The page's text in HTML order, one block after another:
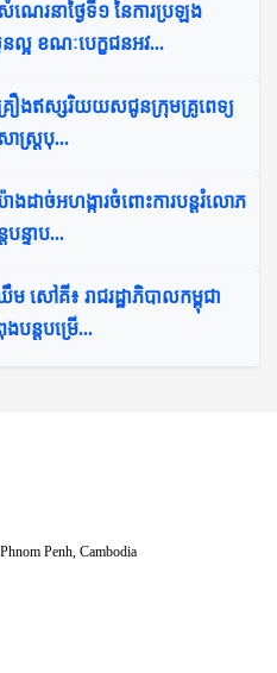
ណេរនាថ្ងៃទី១ នៃការប្រឡង
ល្អ ខណៈបេក្ខជនអវ...
ឿងឥស្សរិយយសជូនក្រុមគ្រូពេទ្យ
ាស្ត្របុ...
ាងដាច់អហង្ការចំពោះការបន្តរំលោភ
បន្ទាប...
សៅគី៖ រាជរដ្ឋាភិបាលកម្ពុជា
បន្តបម្រើ...
Penh, Cambodia